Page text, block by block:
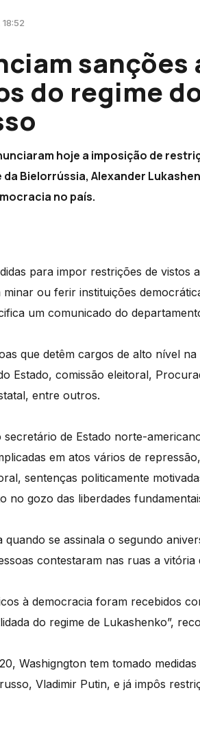
sanções
do regime
hoje a imposição de
Bielorrússia, Alexander
no país.
para impor restrições de vistos
ou ferir instituições
um comunicado do
que detêm cargos de alto nível
Estado, comissão eleitoral,
entre outros.
secretário de Estado norte-
em atos vários de
sentenças politicamente
no gozo das liberdades
quando se assinala o segundo
contestaram nas ruas a
à democracia foram recebidos
do regime de Lukashenko”,
Washigngton tem tomado
Vladimir Putin, e já impôs